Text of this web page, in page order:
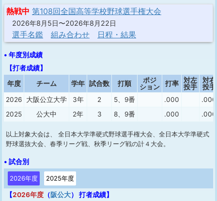
熱戦中 第108回全国高等学校野球選手権大会
2026年8月5日〜2026年8月22日
選手名鑑 組み合わせ 日程・結果
• 年度別成績
【打者成績】
年度
チーム 学年 試合数 打順
ポジ
ション
打率
対左
投手
対右
投手
2026
大阪公立大学 3年 2 5、9番 .000
.000
2025
公大中 2年 3 8、9番 .000 .000
以上対象大会は、 全日本大学準硬式野球選手権大会、全日本大学準硬式
野球選抜大会、春季リーグ戦、秋季リーグ戦の計４大会。
• 試合別
2026年度 2025年度
【2026年度 （阪公大） 打者成績】